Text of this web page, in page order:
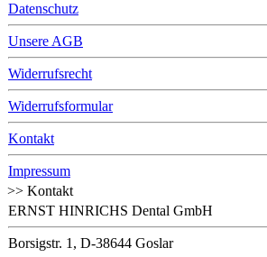
Datenschutz
Unsere AGB
Widerrufsrecht
Widerrufsformular
Kontakt
Impressum
>> Kontakt
ERNST HINRICHS Dental GmbH
Borsigstr. 1, D-38644 Goslar